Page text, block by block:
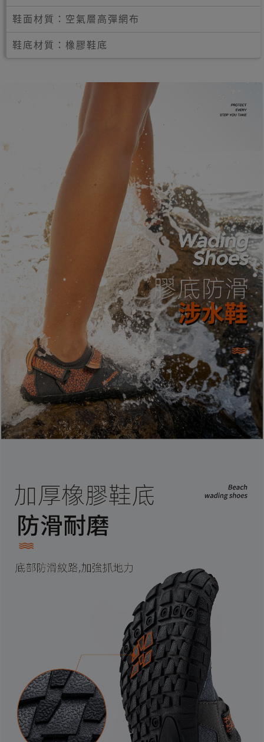
鞋面材質：空氣層高彈網布
鞋底材質：橡膠鞋底